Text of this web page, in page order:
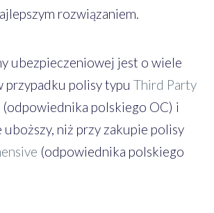
rozwiązaniem.
ubezpieczeniowej jest o wiele
przypadku polisy typu Third Party
(odpowiednika polskiego OC) i
niż przy zakupie polisy
(odpowiednika polskiego